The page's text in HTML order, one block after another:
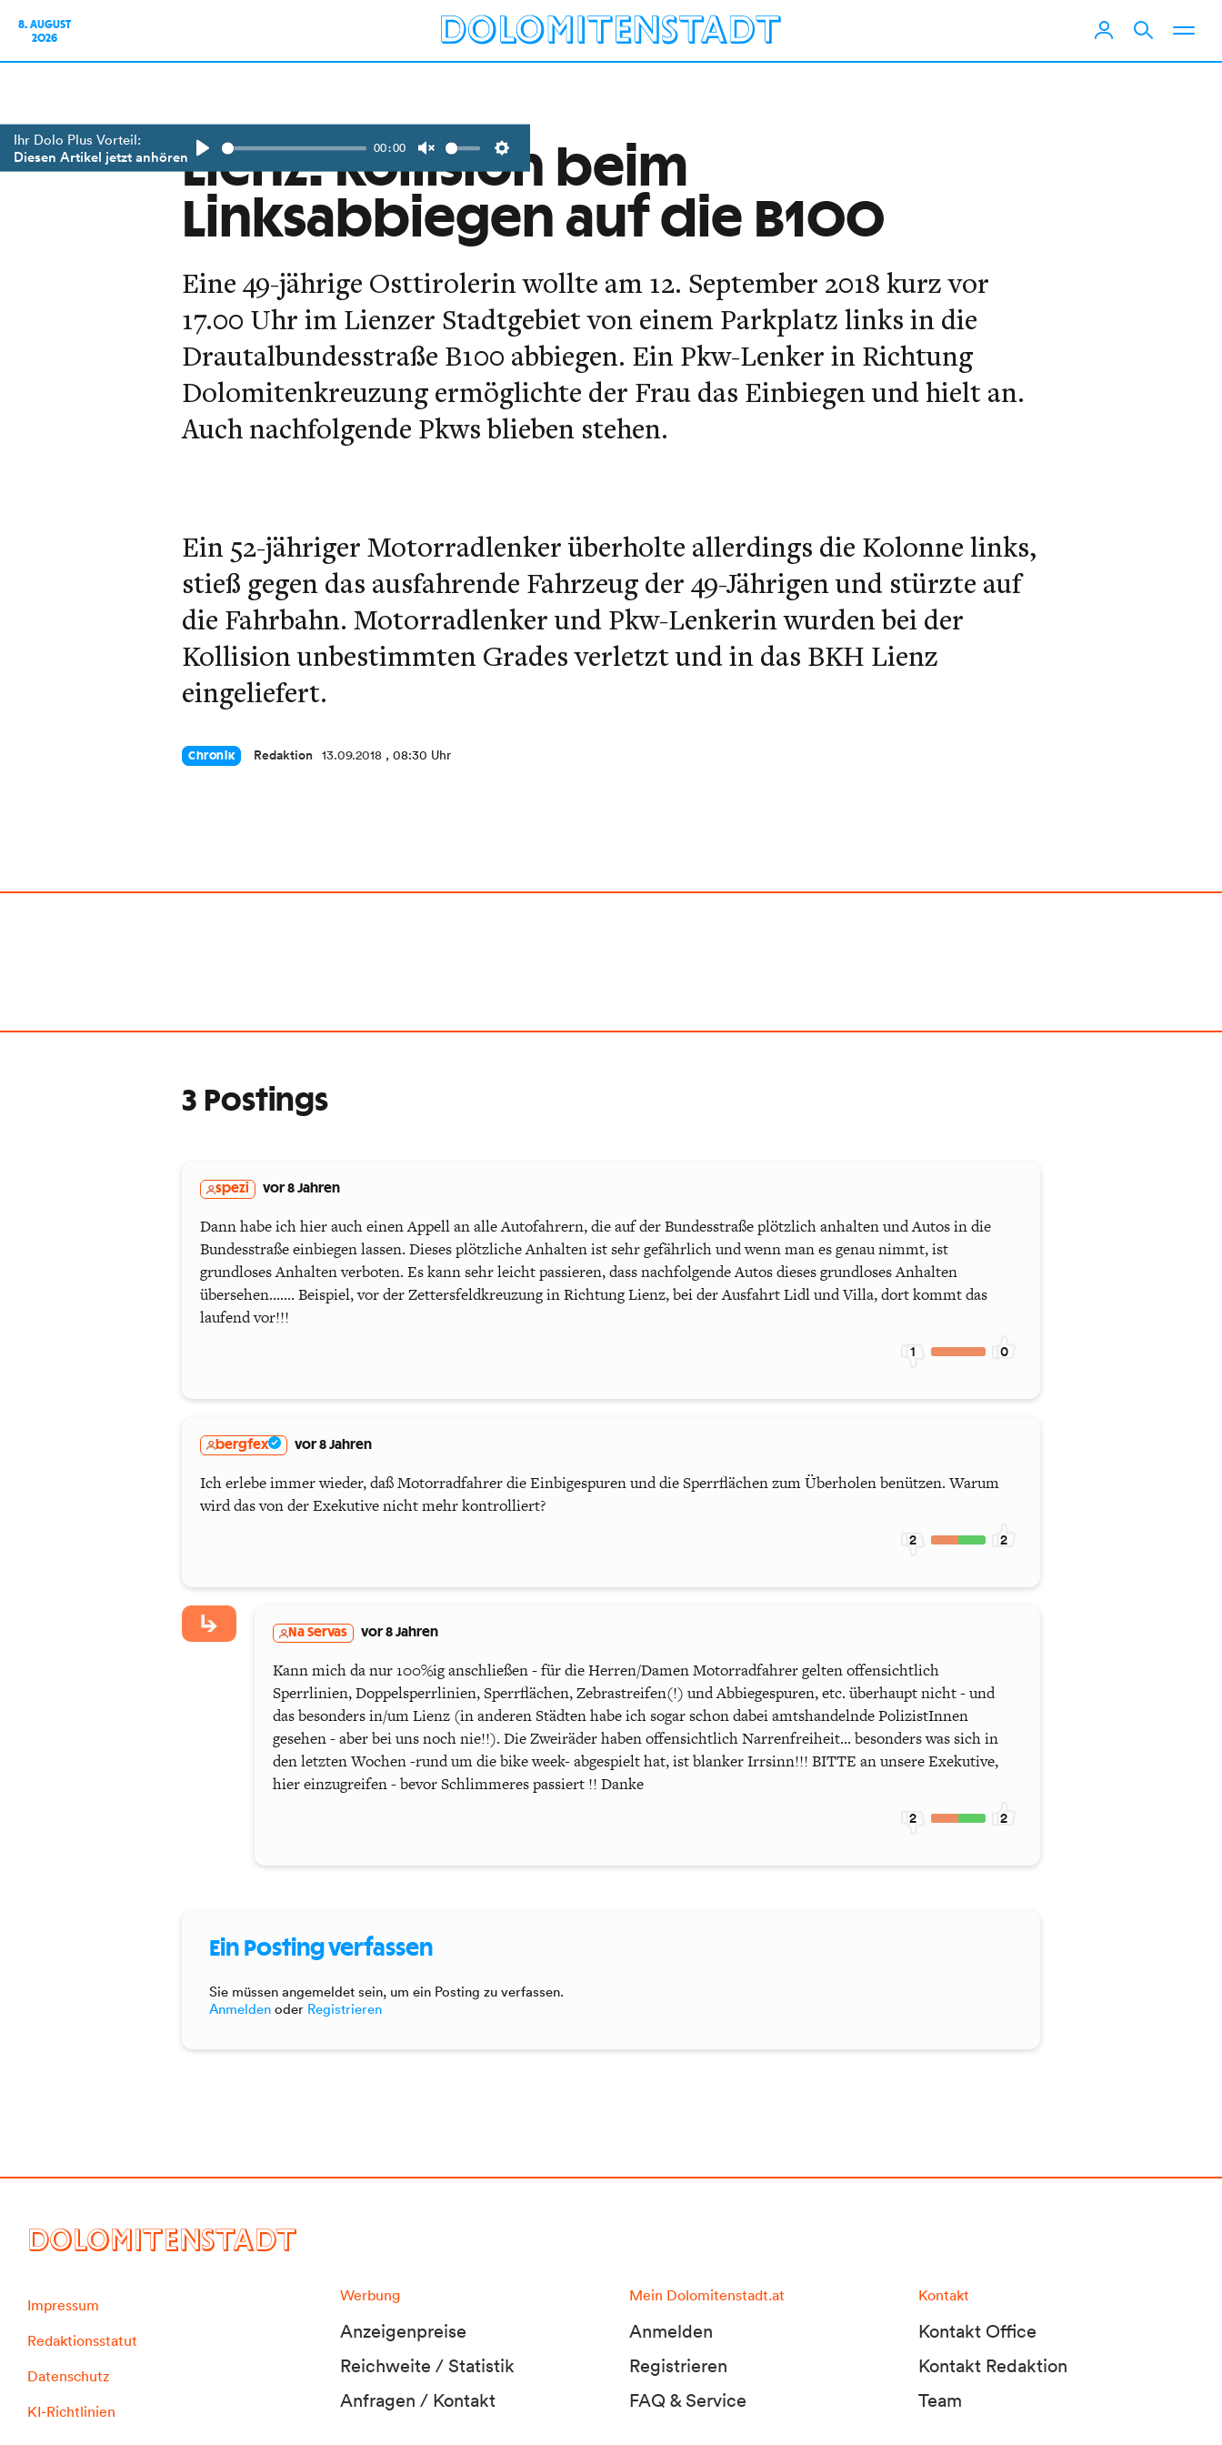
8. AUGUST
2026
Ihr Dolo Plus Vorteil:
Diesen Artikel jetzt anhören
Play
00:00
Unmute Settings
Lienz: Kollision beim
Linksabbiegen auf die B100
Eine 49-jährige Osttirolerin wollte am 12. September 2018 kurz vor
17.00 Uhr im Lienzer Stadtgebiet von einem Parkplatz links in die
Drautalbundesstraße B100 abbiegen. Ein Pkw-Lenker in Richtung
Dolomitenkreuzung ermöglichte der Frau das Einbiegen und hielt an.
Auch nachfolgende Pkws blieben stehen.
Ein 52-jähriger Motorradlenker überholte allerdings die Kolonne links,
stieß gegen das ausfahrende Fahrzeug der 49-Jährigen und stürzte auf
die Fahrbahn. Motorradlenker und Pkw-Lenkerin wurden bei der
Kollision unbestimmten Grades verletzt und in das BKH Lienz
eingeliefert.
Chronik Redaktion 13.09.2018 , 08:30 Uhr
3 Postings
spezi vor 8 Jahren
Dann habe ich hier auch einen Appell an alle Autofahrern, die auf der Bundesstraße plötzlich anhalten und Autos in die
Bundesstraße einbiegen lassen. Dieses plötzliche Anhalten ist sehr gefährlich und wenn man es genau nimmt, ist
grundloses Anhalten verboten. Es kann sehr leicht passieren, dass nachfolgende Autos dieses grundloses Anhalten
übersehen....... Beispiel, vor der Zettersfeldkreuzung in Richtung Lienz, bei der Ausfahrt Lidl und Villa, dort kommt das
laufend vor!!!
1 0
bergfex vor 8 Jahren
Ich erlebe immer wieder, daß Motorradfahrer die Einbigespuren und die Sperrflächen zum Überholen benützen. Warum
wird das von der Exekutive nicht mehr kontrolliert?
2 2
Na Servas vor 8 Jahren
Kann mich da nur 100%ig anschließen - für die Herren/Damen Motorradfahrer gelten offensichtlich
Sperrlinien, Doppelsperrlinien, Sperrflächen, Zebrastreifen(!) und Abbiegespuren, etc. überhaupt nicht - und
das besonders in/um Lienz (in anderen Städten habe ich sogar schon dabei amtshandelnde PolizistInnen
gesehen - aber bei uns noch nie!!). Die Zweiräder haben offensichtlich Narrenfreiheit... besonders was sich in
den letzten Wochen -rund um die bike week- abgespielt hat, ist blanker Irrsinn!!! BITTE an unsere Exekutive,
hier einzugreifen - bevor Schlimmeres passiert !! Danke
2 2
Ein Posting verfassen
Sie müssen angemeldet sein, um ein Posting zu verfassen.
Anmelden oder Registrieren
DOLOMITENSTADT
Impressum
Redaktionsstatut
Datenschutz
KI-Richtlinien
Werbung
Anzeigenpreise
Reichweite / Statistik
Anfragen / Kontakt
Mein Dolomitenstadt.at
Anmelden
Registrieren
FAQ & Service
Kontakt
Kontakt Office
Kontakt Redaktion
Team